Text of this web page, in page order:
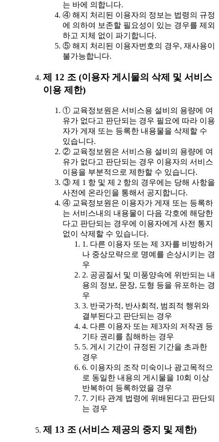
는 바에 의합니다.
④ 해지 처리된 이용자의 정보는 법령의 규정
에 의하여 보존할 필요성이 있는 경우를 제외
하고 지체 없이 파기합니다.
⑤ 해지 처리된 이용자번호의 경우, 재사용이
불가능합니다.
제 12 조 (이용자 게시물의 삭제 및 서비스
이용 제한)
① 교육정보원은 서비스용 설비의 용량에 여
유가 없다고 판단되는 경우 필요에 따라 이용
자가 게재 또는 등록한 내용물을 삭제할 수
있습니다.
② 교육정보원은 서비스용 설비의 용량에 여
유가 없다고 판단되는 경우 이용자의 서비스
이용을 부분적으로 제한할 수 있습니다.
③ 제 1 항 및 제 2 항의 경우에는 당해 사항을
사전에 온라인을 통해서 공지합니다.
④ 교육정보원은 이용자가 게재 또는 등록하
는 서비스내의 내용물이 다음 각호에 해당한
다고 판단되는 경우에 이용자에게 사전 통지
없이 삭제할 수 있습니다.
1. 다른 이용자 또는 제 3자를 비방하거
나 중상모략으로 명예를 손상시키는 경
우
2. 공공질서 및 미풍양속에 위반되는 내
용의 정보, 문장, 도형 등을 유포하는 경
우
3. 반국가적, 반사회적, 범죄적 행위와
결부된다고 판단되는 경우
4. 다른 이용자 또는 제3자의 저작권 등
기타 권리를 침해하는 경우
5. 게시 기간이 규정된 기간을 초과한
경우
6. 이용자의 조작 미숙이나 광고목적으
로 동일한 내용의 게시물을 10회 이상
반복하여 등록하였을 경우
7. 기타 관계 법령에 위배된다고 판단되
는 경우
제 13 조 (서비스 제공의 중지 및 제한)